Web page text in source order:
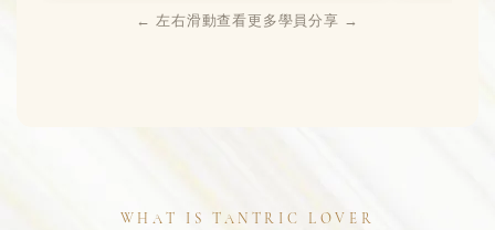
慰，接受他的任何樣態，真的是很大
← 左右滑動查看更多學員分享 →
WHAT IS TANTRIC LOVER